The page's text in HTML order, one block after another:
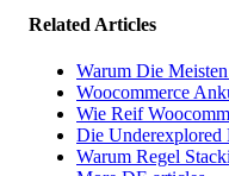
Related Articles
Warum Die
Woocommerce
Wie Reif
Die Underexplored
Warum Regel